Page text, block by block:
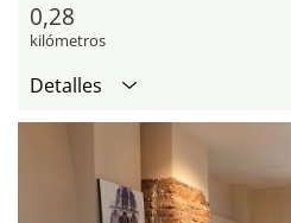
0,28
kilómetros
Detalles